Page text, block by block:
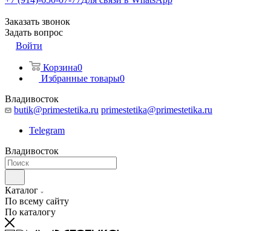
Заказать звонок
Задать вопрос
Войти
Корзина0
Избранные товары0
Владивосток
butik@primestetika.ru primestetika@primestetika.ru
Telegram
Владивосток
Каталог
По всему сайту
По каталогу